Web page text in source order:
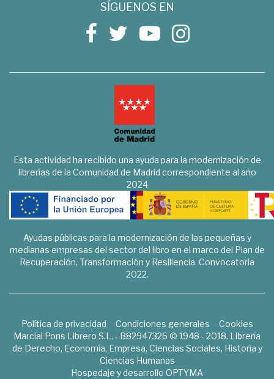
SÍGUENOS EN
Esta actividad ha recibido una ayuda para la modernización de
librerías de la Comunidad de Madrid correspondiente al año
2024
Ayudas públicas para la modernización de las pequeñas y
medianas empresas del sector del libro en el marco del Plan de
Recuperación, Transformación y Resiliencia. Convocatoria
2022.
Política de privacidad Condiciones generales
Cookies
Marcial Pons Librero S.L. - B82947326 © 1948 - 2018. Librería
de Derecho, Economía, Empresa, Ciencias Sociales, Historia y
Ciencias Humanas
Hospedaje y desarrollo OPTYMA